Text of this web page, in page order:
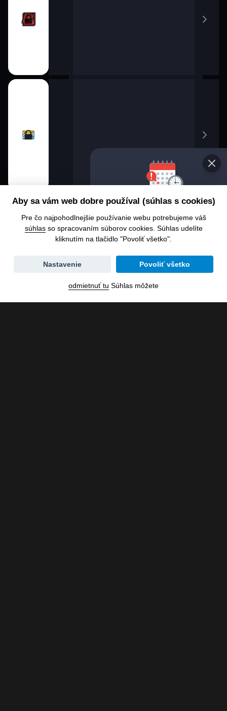
Chcete sa
Zmena
dátumu
Aby sa vám web dobre používal (súhlas s cookies)
Pre čo najpohodlnejšie používanie webu potrebujeme váš
súhlasso spracovaním súborov cookies. Súhlas udelíte
kliknutím na tlačidlo "Povoliť všetko".
Povoliť všetko
Nastavenie
odmietnuť tu Súhlas môžete